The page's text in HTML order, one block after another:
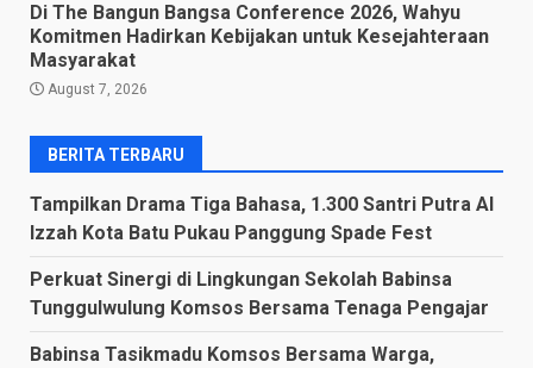
Di The Bangun Bangsa Conference 2026, Wahyu
Komitmen Hadirkan Kebijakan untuk Kesejahteraan
Masyarakat
August 7, 2026
BERITA TERBARU
Tampilkan Drama Tiga Bahasa, 1.300 Santri Putra Al
Izzah Kota Batu Pukau Panggung Spade Fest
Perkuat Sinergi di Lingkungan Sekolah Babinsa
Tunggulwulung Komsos Bersama Tenaga Pengajar
Babinsa Tasikmadu Komsos Bersama Warga,